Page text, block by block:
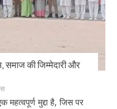
समाज की जिम्मेदारी और
महत्वपूर्ण मुद्दा है, जिस पर